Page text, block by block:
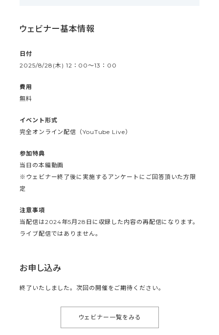
ウェビナー基本情報
日付
2025/8/28(木) 12：00〜13：00
費用
無料
イベント形式
完全オンライン配信（YouTube Live）
参加特典
当日の本編動画
※ウェビナー終了後に実施するアンケートにご回答頂いた方限
定
注意事項
当配信は2024年5月28日に収録した内容の再配信になります。
ライブ配信ではありません。
お申し込み
終了いたしました。次回の開催をご期待ください。
ウェビナー一覧をみる